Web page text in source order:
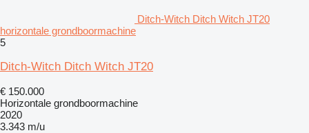
Ditch-Witch Ditch Witch JT20
horizontale grondboormachine
5
Ditch-Witch Ditch Witch JT20
€ 150.000
Horizontale grondboormachine
2020
3.343 m/u